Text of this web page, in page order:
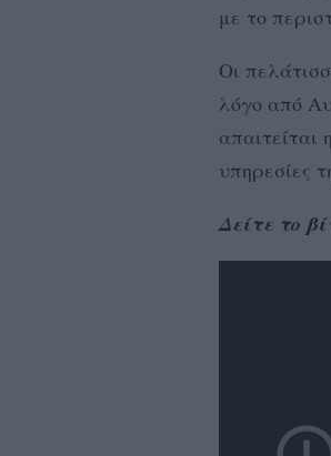
με το
Οι
λόγο από
υπηρεσίες
Δείτε το